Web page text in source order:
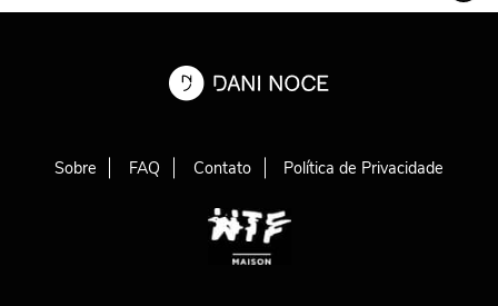
Sobre FAQ Contato Política de Privacidade